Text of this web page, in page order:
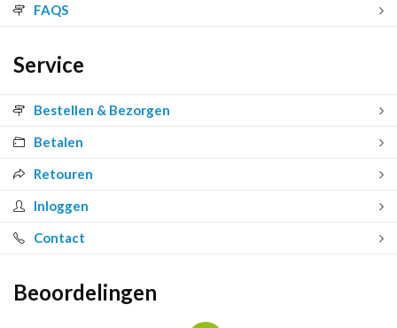
FAQS
Service
Bestellen & Bezorgen
Betalen
Retouren
Inloggen
Contact
Beoordelingen